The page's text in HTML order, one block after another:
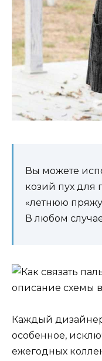
Вы можете
козий пух для
«летнюю
В любом
Каждый дизайнер
особенное,
ежегодных